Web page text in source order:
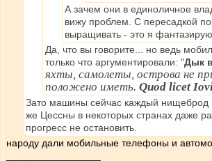
А зачем они в единоличное
вижу проблем. С пересадкой
выращивать - это я
Да, что вы говорите... но ведь
только что аргументировали: "Дык
яхты, самолеты, острова не
положено иметь. Quod licet
Зато машины сейчас каждый нищеброд
же Цессны в некоторых странах даже
прогресс не остановить.
народу дали мобильные телефоны и